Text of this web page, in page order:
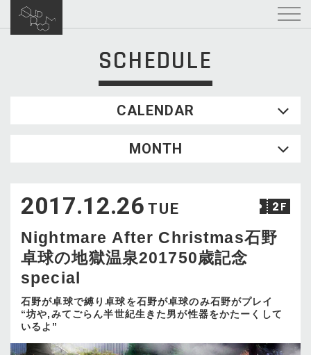
SCHEDULE
CALENDAR
WED
2
3 4 5
8
16
17 18 19 20 21
22
23
24 25 26 27 28
30
31
MONTH
2017.12.26 TUE
Nightmare After Christmas石野
卓球の地獄温泉201750歳記念
special
石野が卓球で縛り卓球を石野が卓球のみ石野がプレイ
“坊や,みてごらん半世紀生きた男が性器をかたーくして
いるよ”